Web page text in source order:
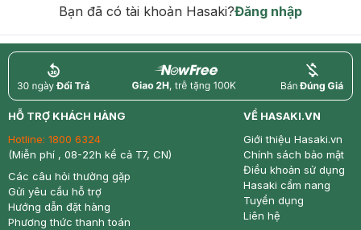
Bạn đã có tài khoản Hasaki?Đăng nhập
return nowfree price
HỖ TRỢ KHÁCH HÀNG
Hotline: 1800 6324
(Miễn phí , 08-22h kể cả T7, CN)
Các câu hỏi thường gặp
Gửi yêu cầu hỗ trợ
Hướng dẫn đặt hàng
Phương thức thanh toán
VỀ HASAKI.VN
Giới thiệu Hasaki.vn
Chính sách bảo mật
Điều khoản sử dụng
Hasaki cẩm nang
Tuyển dụng
Liên hệ